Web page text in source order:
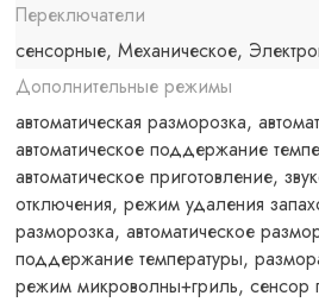
Переключатели
сенсорные, Механическое,
Дополнительные режимы
автоматическая разморозка,
автоматическое поддержание
автоматическое приготовление,
отключения, режим удаления
разморозка, автоматическое
поддержание температуры,
режим микроволны+гриль, сенсор